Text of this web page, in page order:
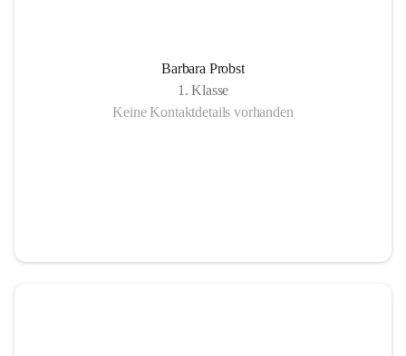
Barbara Probst
1. Klasse
Keine Kontaktdetails vorhanden